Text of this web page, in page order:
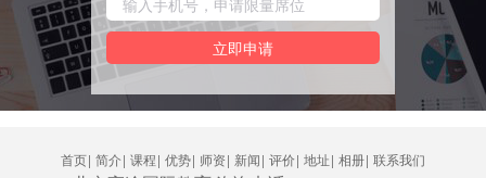
立即申请
首页| 简介| 课程| 优势| 师资| 新闻| 评价| 地址| 相册| 联系我们